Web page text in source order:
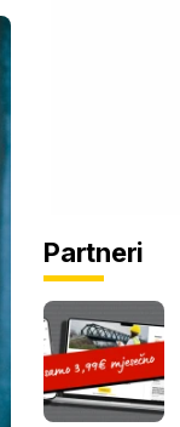
Partneri